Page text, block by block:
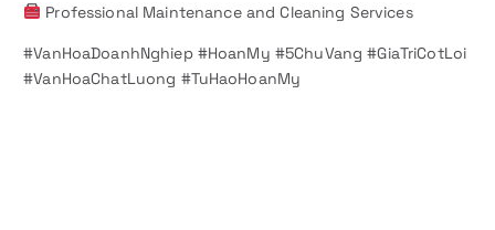
Professional Maintenance and Cleaning Services
#VanHoaDoanhNghiep #HoanMy #5ChuVang #GiaTriCotLoi
#VanHoaChatLuong #TuHaoHoanMy